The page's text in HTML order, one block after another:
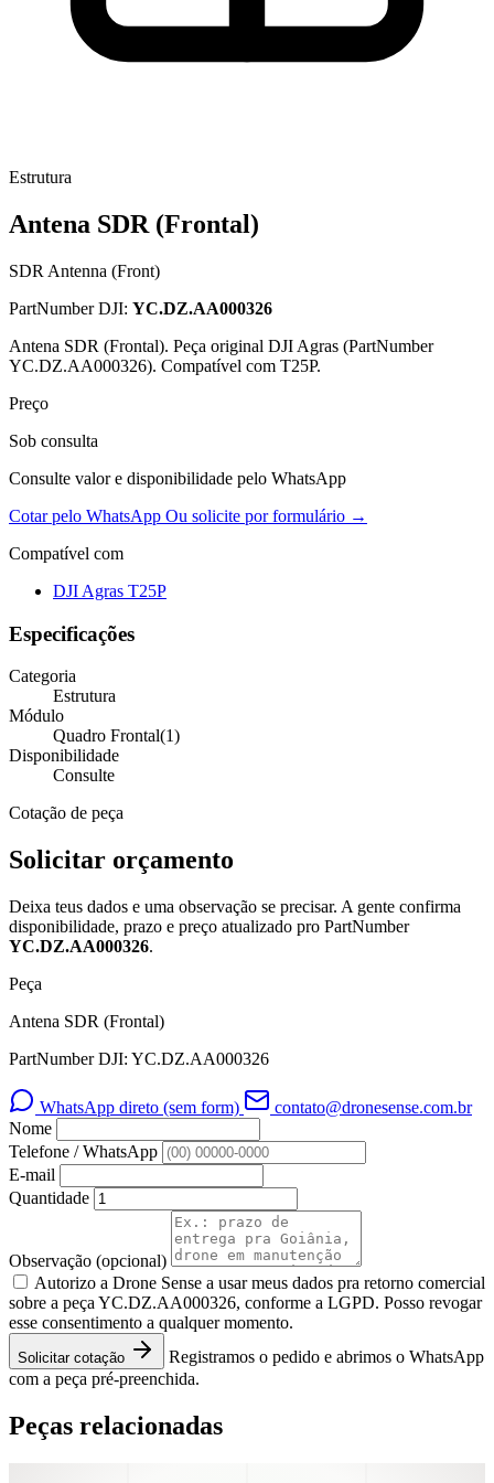
Estrutura
Antena SDR (Frontal)
SDR Antenna (Front)
PartNumber DJI: YC.DZ.AA000326
Antena SDR (Frontal). Peça original DJI Agras (PartNumber
YC.DZ.AA000326). Compatível com T25P.
Preço
Sob consulta
Consulte valor e disponibilidade pelo WhatsApp
Cotar pelo WhatsApp Ou solicite por formulário →
Compatível com
DJI Agras T25P
Especificações
Categoria
Estrutura
Módulo
Quadro Frontal(1)
Disponibilidade
Consulte
Cotação de peça
Solicitar orçamento
Deixa teus dados e uma observação se precisar. A gente confirma
disponibilidade, prazo e preço atualizado pro PartNumber
YC.DZ.AA000326.
Peça
Antena SDR (Frontal)
PartNumber DJI: YC.DZ.AA000326
WhatsApp direto (sem form)
contato@dronesense.com.br
Nome
Telefone / WhatsApp
E-mail
Quantidade
Observação (opcional)
Autorizo a Drone Sense a usar meus dados pra retorno comercial
sobre a peça YC.DZ.AA000326, conforme a LGPD. Posso revogar
esse consentimento a qualquer momento.
Solicitar cotação
Registramos o pedido e abrimos o WhatsApp
com a peça pré-preenchida.
Peças relacionadas